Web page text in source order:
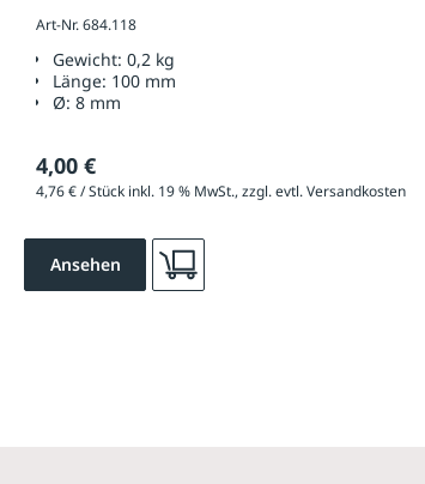
Art-Nr. 684.118
Gewicht: 0,2 kg
Länge: 100 mm
Ø: 8 mm
4,00 €
4,76 € / Stück inkl. 19 % MwSt., zzgl. evtl. Versandkosten
Ansehen